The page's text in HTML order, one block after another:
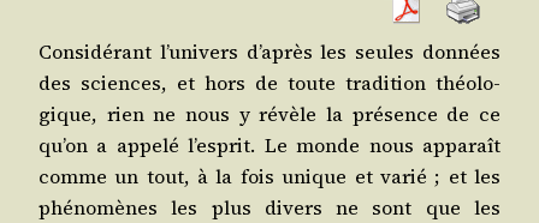
Consi­dé­rant l’u­ni­vers d’a­près les seules don­nées
des sciences, et hors de toute tra­di­tion théo­lo­
gique, rien ne nous y révèle la pré­sence de ce
qu’on a appe­lé l’es­prit. Le monde nous appa­raît
comme un tout, à la fois unique et varié ; et les
phé­no­mènes les plus divers ne sont que les